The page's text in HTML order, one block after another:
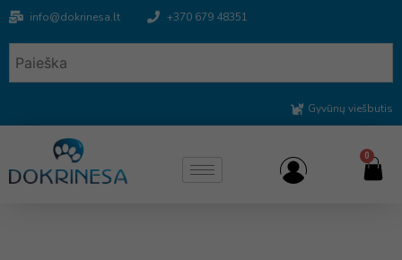
info@dokrinesa.lt +370 679 48351
Gyvūnų viešbutis
0